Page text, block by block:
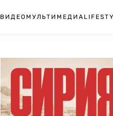
ВИДЕО МУЛЬТИМЕДИА